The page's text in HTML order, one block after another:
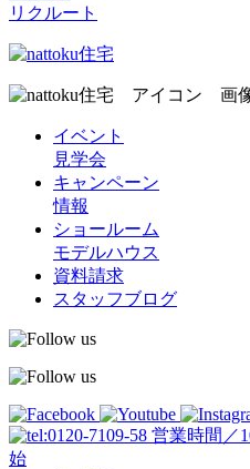
リクルート
イベント
見学会
キャンペーン
情報
ショールーム
モデルハウス
資料請求
スタッフブログ
営業時間／
始